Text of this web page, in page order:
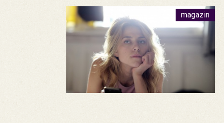
magazin